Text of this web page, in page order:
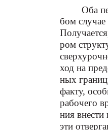
Оба
бом
ром
ход на
ных границ
факту,
рабочего
ния
эти